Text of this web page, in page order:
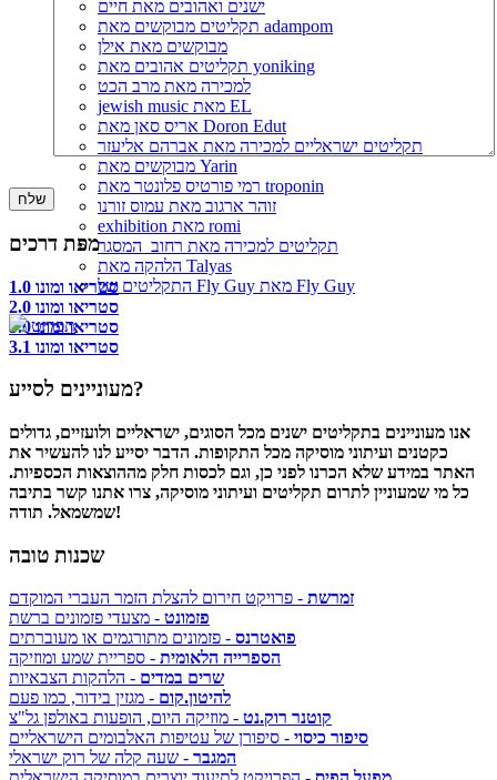
ישנים ואהובים מאת חיים
תקליטים מבוקשים מאת adampom
מבוקשים מאת אילן
תקליטים אהובים מאת yoniking
למכירה מאת מרב הכט
jewish music מאת EL
אריס סאן מאת Doron Edut
תקליטים ישראליים למכירה מאת אברהם אליעזר
מבוקשים מאת Yarin
רמי פורטיס פלונטר מאת troponin
זוהר ארגוב מאת עמוס זורנו
exhibition מאת romi
תקליטים למכירה מאת רחוב_המסגר
הלהקה מאת Talyas
התקליטים של Fly Guy מאת Fly Guy
תפריט
מפת דרכים
סטריאו ומונו 1.0
סטריאו ומונו 2.0
סטריאו ומונו 3.0
סטריאו ומונו 3.1
מעוניינים לסייע?
אנו מעוניינים בתקליטים ישנים מכל הסוגים, ישראליים ולועזיים, גדולים
כקטנים ועיתוני מוסיקה מכל התקופות. הדבר יסייע לנו להעשיר את
האתר במידע שלא הכרנו לפני כן, וגם לכסות חלק מההוצאות הכספיות.
כל מי שמעוניין לתרום תקליטים ועיתוני מוסיקה, צרו אתנו קשר בתיבה
שמשמאל. תודה!
שכנות טובה
זמרשת - פרויקט חירום להצלת הזמר העברי המוקדם
פזמונט - מצעדי פזמונים ברשת
פואטרנס - פזמונים מתורגמים או מעוברתים
הספרייה הלאומית - ספריית שמע ומוזיקה
שרים במדים - הלהקות הצבאיות
להיטון.קום - מגזין בידור, כמו פעם
קוטנר רוק.נט - מוזיקה היום, הופעות באולפן גל"צ
סיפור כיסוי - סיפורן של עטיפות האלבומים הישראליים
המגבר - שעה קלה של רוק ישראלי